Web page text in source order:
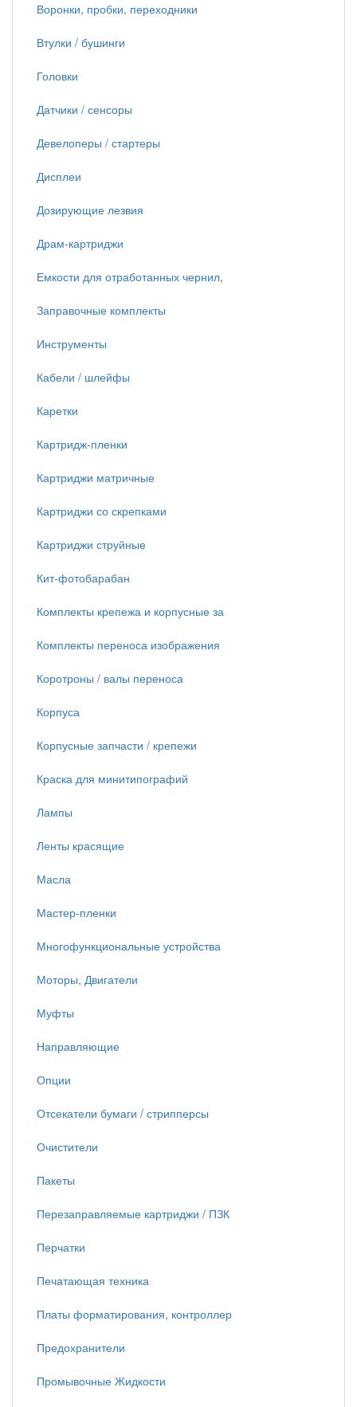
Воронки, пробки, переходники
Втулки / бушинги
Головки
Датчики / сенсоры
Девелоперы / стартеры
Дисплеи
Дозирующие лезвия
Драм-картриджи
Емкости для отработанных чернил,
Заправочные комплекты
Инструменты
Кабели / шлейфы
Каретки
Картридж-пленки
Картриджи матричные
Картриджи со скрепками
Картриджи струйные
Кит-фотобарабан
Комплекты крепежа и корпусные за
Комплекты переноса изображения
Коротроны / валы переноса
Корпуса
Корпусные запчасти / крепежи
Краска для минитипографий
Лампы
Ленты красящие
Масла
Мастер-пленки
Многофункциональные устройства
Моторы, Двигатели
Муфты
Направляющие
Опции
Отсекатели бумаги / стрипперсы
Очистители
Пакеты
Перезаправляемые картриджи / ПЗК
Перчатки
Печатающая техника
Платы форматирования, контроллер
Предохранители
Промывочные Жидкости